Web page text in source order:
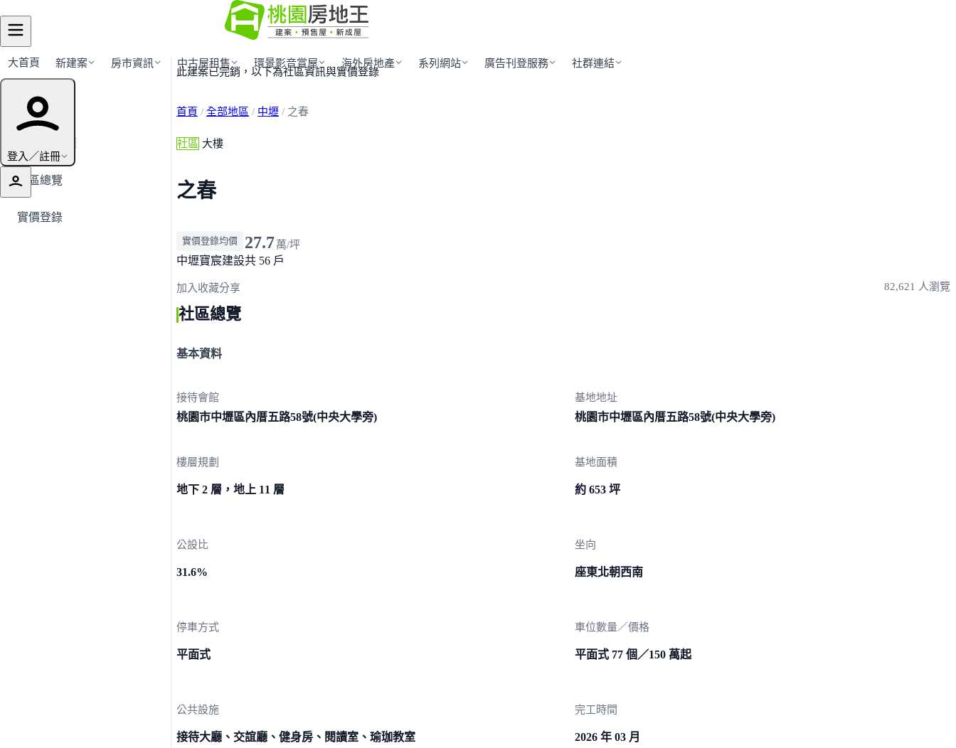
大首頁 新建案 房市資訊 中古屋租售 環景影音賞屋 海外房地產 系列網站 廣告刊登服務 社群連結
登入／註冊
建案導覽
← 返回中壢
社區總覽
實價登錄
此建案已完銷，以下為社區資訊與實價登錄
首頁 / 全部地區 / 中壢 / 之春
社區 大樓
之春
實價登錄均價 27.7萬/坪
中壢寶宸建設共 56 戶
加入收藏分享 82,621 人瀏覽
社區總覽
基本資料
接待會館
桃園市中壢區內厝五路58號(中央大學旁)
基地地址
桃園市中壢區內厝五路58號(中央大學旁)
樓層規劃
地下 2 層，地上 11 層
基地面積
約 653 坪
公設比
31.6%
坐向
座東北朝西南
停車方式
平面式
車位數量／價格
平面式 77 個／150 萬起
公共設施
接待大廳、交誼廳、健身房、閱讀室、瑜珈教室
完工時間
2026 年 03 月